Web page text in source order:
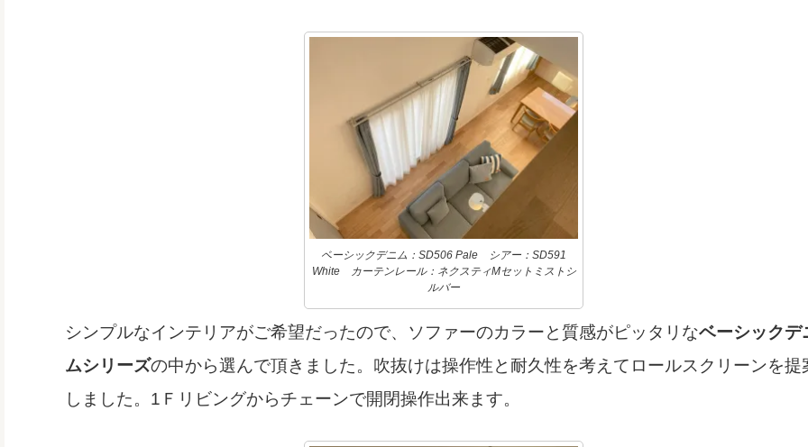
ベーシックデニム：SD506 Pale シアー：SD591
White カーテンレール：ネクスティMセットミストシ
ルバー
シンプルなインテリアがご希望だったので、ソファーのカラーと質感がピッタリなベーシックデ
ムシリーズの中から選んで頂きました。吹抜けは操作性と耐久性を考えてロールスクリーンを提
しました。1Ｆリビングからチェーンで開閉操作出来ます。